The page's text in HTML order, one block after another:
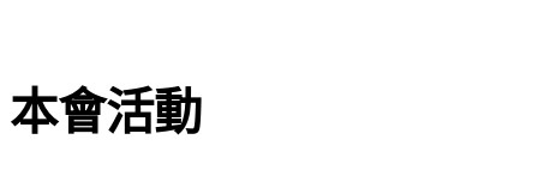
本會活動